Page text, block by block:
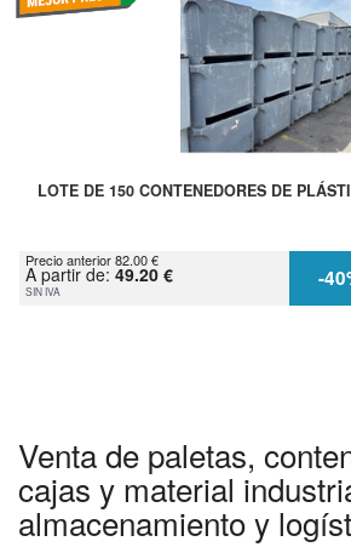
LOTE DE 150 CONTENEDORES DE
Precio anterior 82.00 €
A partir de: 49.20 €
SIN IVA -
Venta de paletas,
cajas y material
almacenamiento y